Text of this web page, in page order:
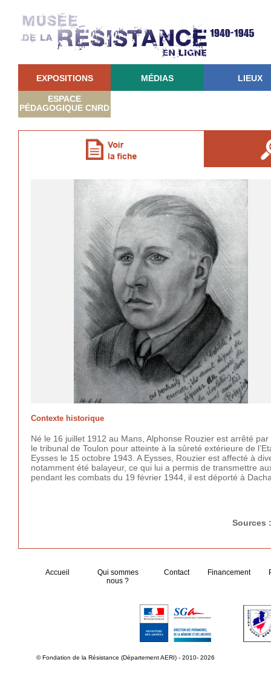
EXPOSITIONS MÉDIAS LIEUX
ESPACE
PÉDAGOGIQUE CNRD
Contexte historique
Né le 16 juillet 1912 au Mans, Alphonse Rouzier est arrêté
le tribunal de Toulon pour atteinte à la sûreté extérieure de
Eysses le 15 octobre 1943. A Eysses, Rouzier est affecté à
notamment été balayeur, ce qui lui a permis de transmettre
pendant les combats du 19 février 1944, il est déporté à
Sources :
Accueil
Qui sommes
nous ?
Contact Financement
© Fondation de la Résistance (Département AERI) - 2010- 2026